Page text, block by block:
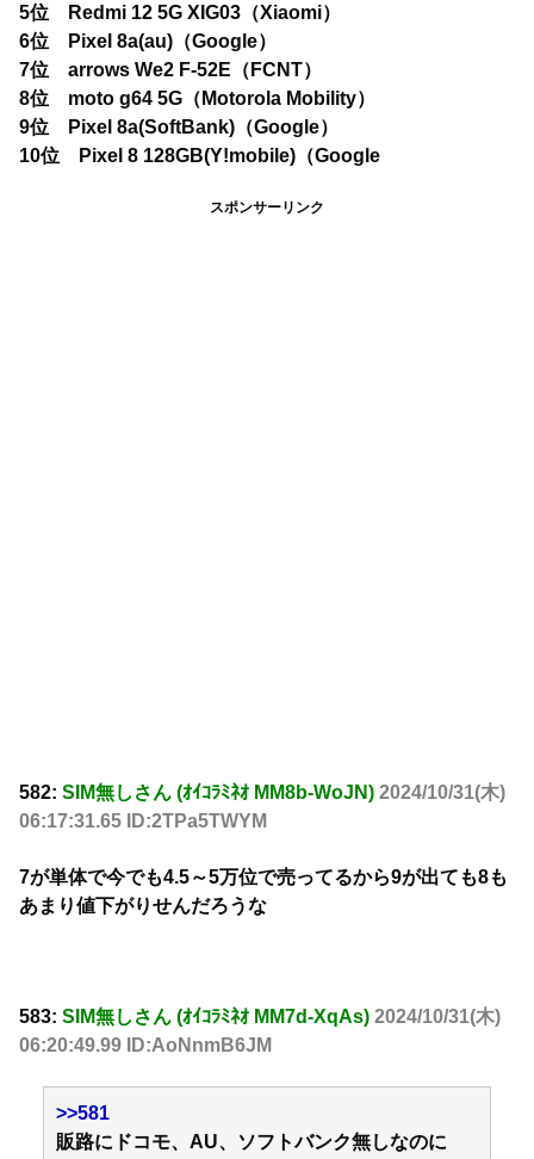
5位 Redmi 12 5G XIG03（Xiaomi）
6位 Pixel 8a(au)（Google）
7位 arrows We2 F-52E（FCNT）
8位 moto g64 5G（Motorola Mobility）
9位 Pixel 8a(SoftBank)（Google）
10位 Pixel 8 128GB(Y!mobile)（Google
スポンサーリンク
582: SIM無しさん (ｵｲｺﾗﾐﾈｵ MM8b-WoJN) 2024/10/31(木)
06:17:31.65 ID:2TPa5TWYM
7が単体で今でも4.5～5万位で売ってるから9が出ても8も
あまり値下がりせんだろうな
583: SIM無しさん (ｵｲｺﾗﾐﾈｵ MM7d-XqAs) 2024/10/31(木)
06:20:49.99 ID:AoNnmB6JM
>>581
販路にドコモ、AU、ソフトバンク無しなのに